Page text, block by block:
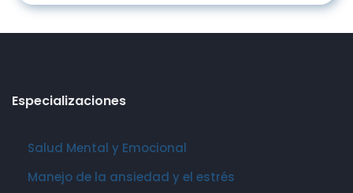
Especializaciones
Salud Mental y Emocional
Manejo de la ansiedad y el estrés